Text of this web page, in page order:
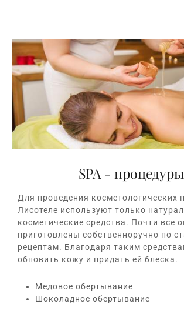
SPA - процедуры
Для проведения косметологических
Лисотеле используют только
косметические средства. Почти все
приготовлены собственноручно по
рецептам. Благодаря таким
обновить кожу и придать ей блеска.
Медовое обертывание
Шоколадное обертывание